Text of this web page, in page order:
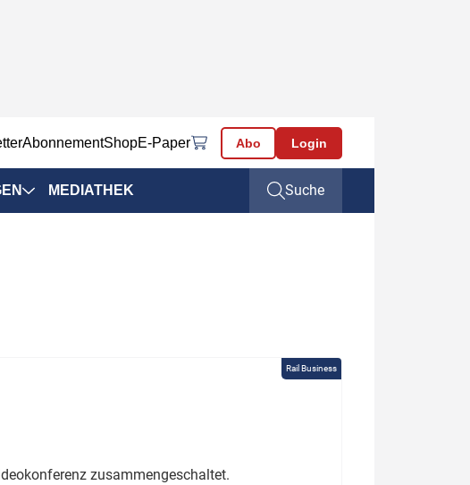
AbonnementShopE-Paper Abo Login
MEDIATHEK Suche
Rail Business
zusammengeschaltet.